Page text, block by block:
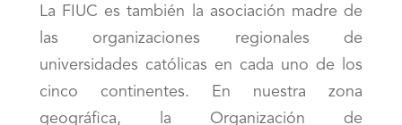
La FIUC es también la asociación madre de
las organizaciones regionales de
universidades católicas en cada uno de los
cinco continentes. En nuestra zona
geográfica, la Organización de